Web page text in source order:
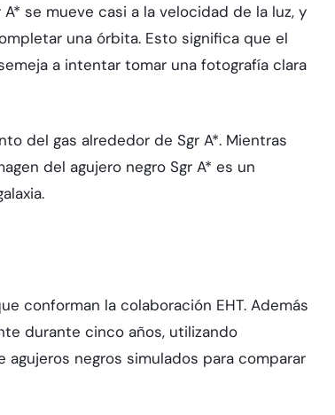
se mueve casi a la velocidad de la luz, y
una órbita. Esto significa que el
a intentar tomar una fotografía clara
del gas alrededor de Sgr A*. Mientras
del agujero negro Sgr A* es un
conforman la colaboración EHT. Además
durante cinco años, utilizando
negros simulados para comparar